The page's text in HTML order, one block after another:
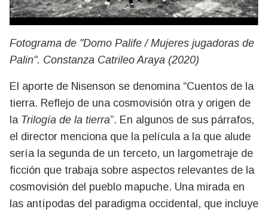
Fotograma de "Domo Palife / Mujeres jugadoras de
Palin". Constanza Catrileo Araya (2020)
El aporte de Nisenson se denomina “Cuentos de la
tierra. Reflejo de una cosmovisión otra y origen de
la Trilogía de la tierra”. En algunos de sus párrafos,
el director menciona que la película a la que alude
sería la segunda de un terceto, un largometraje de
ficción que trabaja sobre aspectos relevantes de la
cosmovisión del pueblo mapuche. Una mirada en
las antípodas del paradigma occidental, que incluye